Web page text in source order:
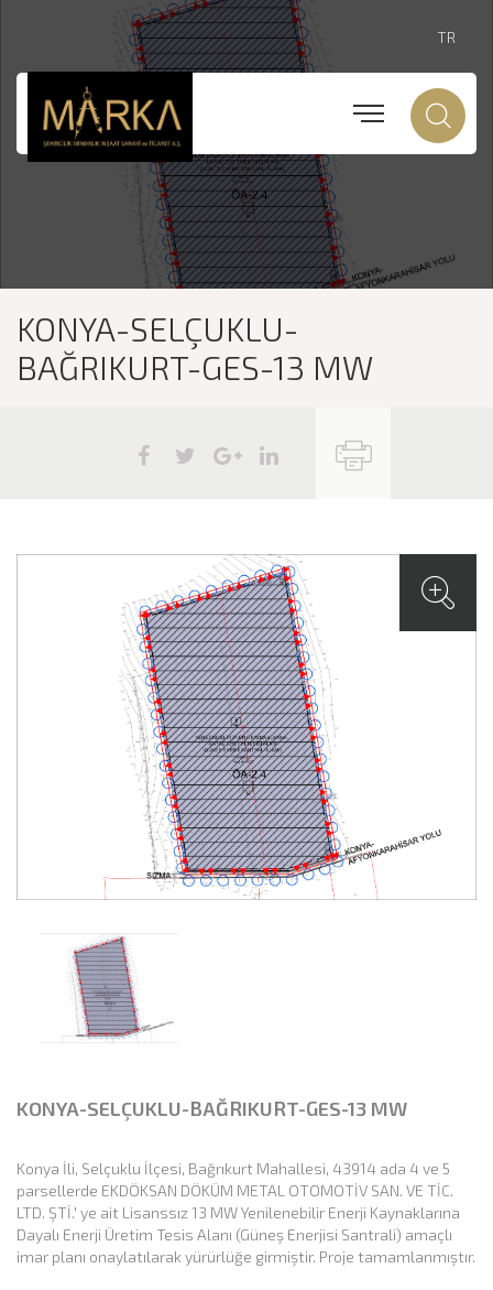
TR
KONYA-SELÇUKLU-
BAĞRIKURT-GES-13 MW
KONYA-SELÇUKLU-BAĞRIKURT-GES-13 MW
Konya İli, Selçuklu İlçesi, Bağrıkurt Mahallesi, 43914 ada 4 ve 5
parsellerde EKDÖKSAN DÖKÜM METAL OTOMOTİV SAN. VE TİC.
LTD. ŞTİ.' ye ait Lisanssız 13 MW Yenilenebilir Enerji Kaynaklarına
Dayalı Enerji Üretim Tesis Alanı (Güneş Enerjisi Santrali) amaçlı
imar planı onaylatılarak yürürlüğe girmiştir. Proje tamamlanmıştır.